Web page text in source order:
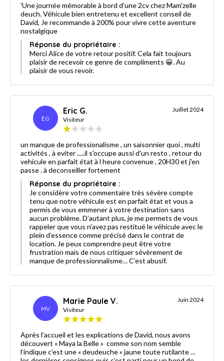
'Une journée mémorable à bord d'une 2cv chez Mam'zelle
deuch. Véhicule bien entretenu et excellent conseil de
David, Je recommande à 200% pour vivre cette aventure
nostalgique
Réponse du propriétaire :
Merci Alice de votre retour positif. Cela fait toujours
plaisir de recevoir ce genre de compliments 😀. Au
plaisir de vous revoir.
EG
Eric G.
Visiteur
Juillet 2024
un manque de professionalisme , un saisonnier quoi , multi
activités , à eviter .....il s'occupe aussi d'un resto , retour du
vehicule en parfait état à l heure convenue , 20H30 et j'en
passe . à deconseiller fortement
Réponse du propriétaire :
Je considère votre commentaire très sévère compte
tenu que notre véhicule est en parfait état et vous a
permis de vous emmener à votre destination sans
aucun problème. D’autant plus, je me permets de vous
rappeler que vous n’avez pas restitué le véhicule avec le
plein d’essence comme précisé dans le contrat de
location. Je peux comprendre peut être votre
frustration mais de nous critiquer sévèrement de
manque de professionnalisme… C’est abusif.
MV
Marie Paule V.
Visiteur
Juin 2024
Après l’accueil et les explications de David, nous avons
découvert « Maya la Belle » comme son nom semble
l’indique c’est une « deudeuche » jaune toute rutilante …